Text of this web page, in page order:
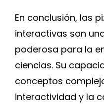
En conclusión, las
interactivas son
poderosa para la
ciencias. Su
conceptos
interactividad y la